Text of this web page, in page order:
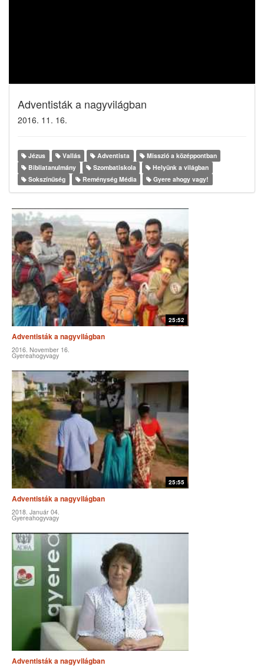
Adventisták a nagyvilágban
2016. 11. 16.
Jézus Vallás Adventista
Misszió a középpontban
Bibliatanulmány
Szombatiskola
Helyünk a világban
Sokszínűség
Reménység Média Gyere ahogy vagy!
25:52
Adventisták a nagyvilágban
2016. November 16.
Gyereahogyvagy
25:55
Adventisták a nagyvilágban
2018. Január 04.
Gyereahogyvagy
Adventisták a nagyvilágban